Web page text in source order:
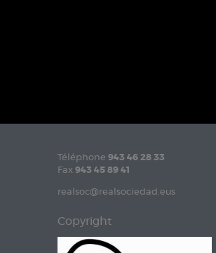
Téléphone 943 46 28 33
Fax 943 45 89 41
realsoc@realsociedad.eus
Copyright